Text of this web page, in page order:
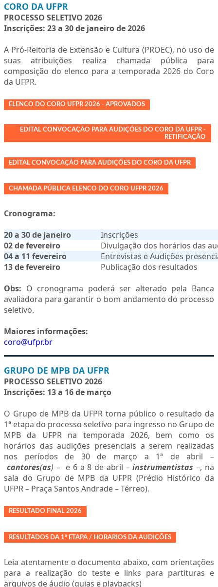
CORO DA UFPR
PROCESSO SELETIVO 2026
Inscrições: 23 a 30 de janeiro de 2026
A Pró-Reitoria de Extensão e Cultura (PROEC), no uso de
suas atribuições realiza chamada pública para
composição do elenco para a temporada 2026 do Coro
da UFPR.
ELENCO DO CORO UFPR 2026 - APROVADOS
EDITAL CONVOCAÇÃO PARA AUDIÇÕES DO CORO DA UFPR -
RETIFICAÇÃO
EDITAL CONVOCAÇÃO PARA AUDIÇÕES DO CORO DA UFPR
CHAMADA PÚBLICA ELENCO DO CORO UFPR 2026
Cronograma:
20 a 30 de janeiro
Inscrições
02 de fevereiro
Divulgação dos horários das
04 a 11 fevereiro
Entrevistas e Audições
13 de fevereiro
Publicação dos resultados
Obs: O cronograma poderá ser alterado pela Banca
avaliadora para garantir o bom andamento do processo
seletivo.
Maiores informações:
coro@ufpr.br
GRUPO DE MPB DA UFPR
PROCESSO SELETIVO 2026
Inscrições: 13 a 16 de março
O Grupo de MPB da UFPR torna público o resultado da
1ª etapa do processo seletivo para ingresso no Grupo de
MPB da UFPR na temporada 2026, bem como os
horários das audições presenciais a serem realizadas
nos períodos de 30 de março a 1ª de abril –
cantores(as) – e 6 a 8 de abril –instrumentistas –, na
sala do Grupo de MPB da UFPR (Prédio Histórico da
UFPR – Praça Santos Andrade – Térreo).
RESULTADO FINAL 2026
RESULTADOS DA 1ª ETAPA / HORARIOS DA AUDIÇÕES
Leia atentamente o documento abaixo, com orientações
para a realização do teste e links para partituras e
arquivos de áudio (guias e playbacks)